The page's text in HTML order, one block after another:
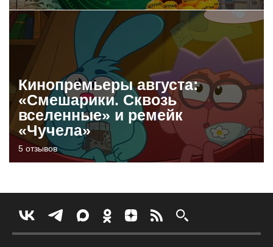
Кинопремьеры августа:
«Смешарики. Сквозь
вселенные» и ремейк
«Чучела»
5 отзывов